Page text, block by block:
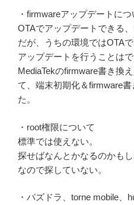
・firmwareアップデートにつ
OTAでアップデートできる
だが、うちの環境ではOTA
アップデートを行うことはで
MediaTekのfirmware書き換
て、端末初期化＆firmware
た。
・root権限について
標準では使えない。
探せばなんとかなるのかも
なので探していない。
・パズドラ、torne mobile、